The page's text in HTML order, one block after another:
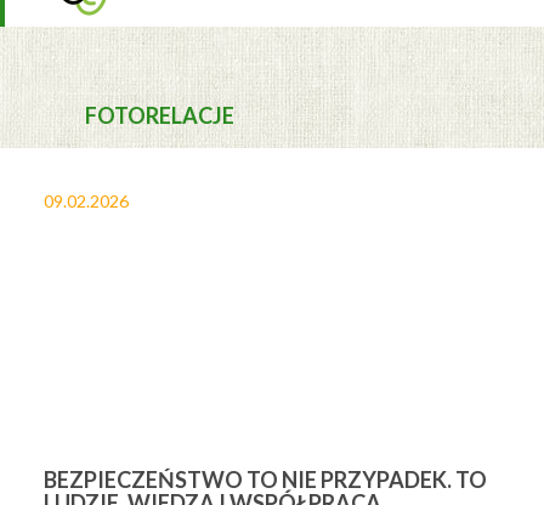
FOTORELACJE
09.02.2026
BEZPIECZEŃSTWO TO NIE PRZYPADEK. TO